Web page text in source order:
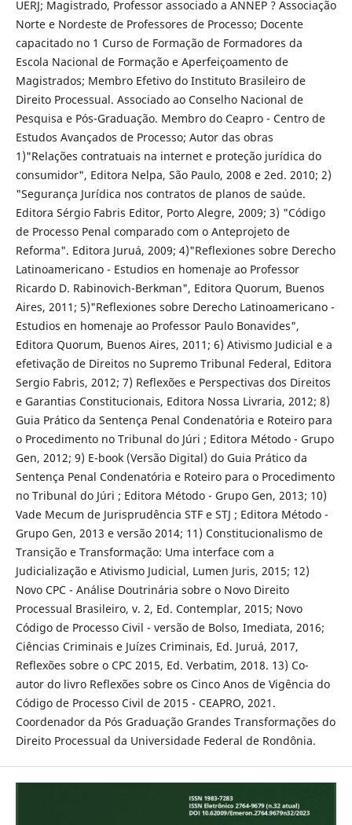
UERJ; Magistrado, Professor associado a ANNEP ? Associação
Norte e Nordeste de Professores de Processo; Docente
capacitado no 1 Curso de Formação de Formadores da
Escola Nacional de Formação e Aperfeiçoamento de
Magistrados; Membro Efetivo do Instituto Brasileiro de
Direito Processual. Associado ao Conselho Nacional de
Pesquisa e Pós-Graduação. Membro do Ceapro - Centro de
Estudos Avançados de Processo; Autor das obras
1)"Relações contratuais na internet e proteção jurídica do
consumidor", Editora Nelpa, São Paulo, 2008 e 2ed. 2010; 2)
"Segurança Jurídica nos contratos de planos de saúde.
Editora Sérgio Fabris Editor, Porto Alegre, 2009; 3) "Código
de Processo Penal comparado com o Anteprojeto de
Reforma". Editora Juruá, 2009; 4)"Reflexiones sobre Derecho
Latinoamericano - Estudios en homenaje ao Professor
Ricardo D. Rabinovich-Berkman", Editora Quorum, Buenos
Aires, 2011; 5)"Reflexiones sobre Derecho Latinoamericano -
Estudios en homenaje ao Professor Paulo Bonavides",
Editora Quorum, Buenos Aires, 2011; 6) Ativismo Judicial e a
efetivação de Direitos no Supremo Tribunal Federal, Editora
Sergio Fabris, 2012; 7) Reflexões e Perspectivas dos Direitos
e Garantias Constitucionais, Editora Nossa Livraria, 2012; 8)
Guia Prático da Sentença Penal Condenatória e Roteiro para
o Procedimento no Tribunal do Júri ; Editora Método - Grupo
Gen, 2012; 9) E-book (Versão Digital) do Guia Prático da
Sentença Penal Condenatória e Roteiro para o Procedimento
no Tribunal do Júri ; Editora Método - Grupo Gen, 2013; 10)
Vade Mecum de Jurisprudência STF e STJ ; Editora Método -
Grupo Gen, 2013 e versão 2014; 11) Constitucionalismo de
Transição e Transformação: Uma interface com a
Judicialização e Ativismo Judicial, Lumen Juris, 2015; 12)
Novo CPC - Análise Doutrinária sobre o Novo Direito
Processual Brasileiro, v. 2, Ed. Contemplar, 2015; Novo
Código de Processo Civil - versão de Bolso, Imediata, 2016;
Ciências Criminais e Juízes Criminais, Ed. Juruá, 2017,
Reflexões sobre o CPC 2015, Ed. Verbatim, 2018. 13) Co-
autor do livro Reflexões sobre os Cinco Anos de Vigência do
Código de Processo Civil de 2015 - CEAPRO, 2021.
Coordenador da Pós Graduação Grandes Transformações do
Direito Processual da Universidade Federal de Rondônia.